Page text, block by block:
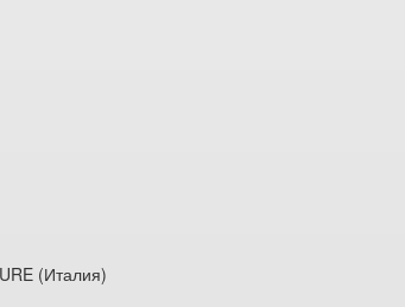
(Италия)